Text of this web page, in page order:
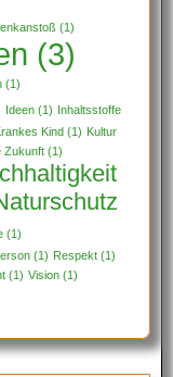
(1)
(3)
(1)
Ideen (1) Inhaltsstoffe
Kind (1) Kultur
Zukunft (1)
(1)
(1) Respekt (1)
(1) Vision (1)